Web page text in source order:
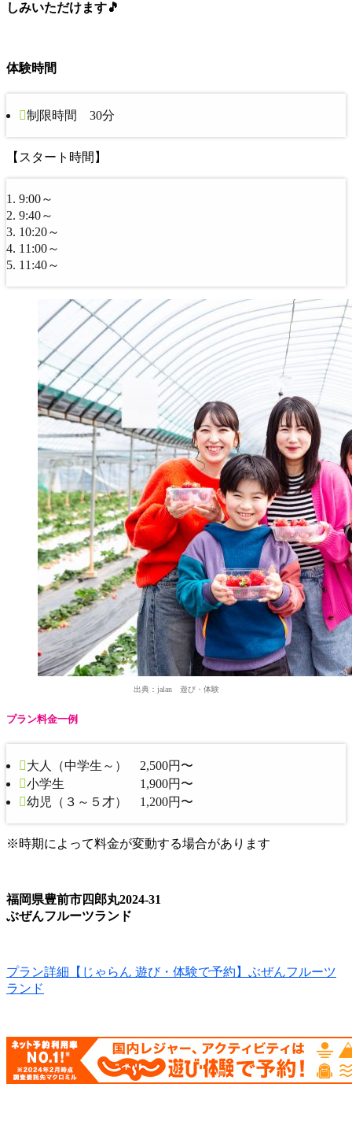
しみいただけます🎵
体験時間
制限時間 30分
【スタート時間】
9:00～
9:40～
10:20～
11:00～
11:40～
出典：jalan 遊び・体験
プラン料金一例
大人（中学生～） 2,500円〜
小学生 1,900円〜
幼児（３～５才） 1,200円〜
※時期によって料金が変動する場合があります
福岡県豊前市四郎丸2024-31
ぶぜんフルーツランド
プラン詳細【じゃらん 遊び・体験で予約】ぶぜんフルーツ
ランド